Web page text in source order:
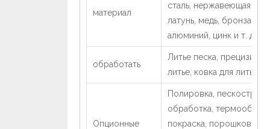
материал
сталь, нержавеющая
латунь, медь, бронза,
алюминий, цинк и т. д.
обработать
Литье песка,
литье, ковка для литья
Опционные
Полировка,
обработка,
покраска, порошковое